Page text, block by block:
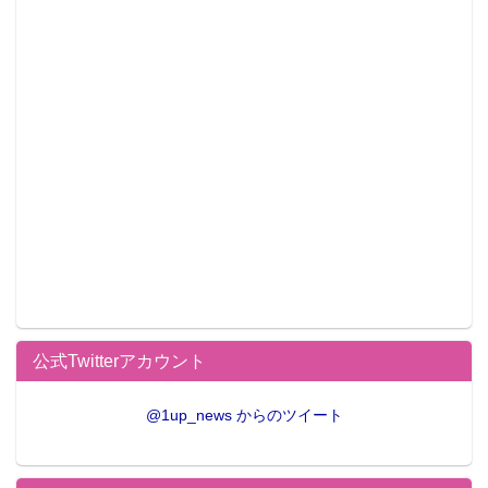
ミッションメモリー…1
取扱説明書…1
サイガドライバー…H約91mm×W約330mm×D約
公式Twitterアカウント
@1up_news からのツイート